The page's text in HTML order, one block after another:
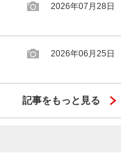
2026年07月28日
2026年06月25日
記事をもっと見る